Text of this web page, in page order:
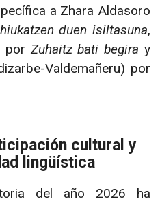
a Zhara Aldasoro
duen isiltasuna,
por Zuhaitz bati begira y
Valdemañeru) por
cultural y
lingüística
del año 2026 ha